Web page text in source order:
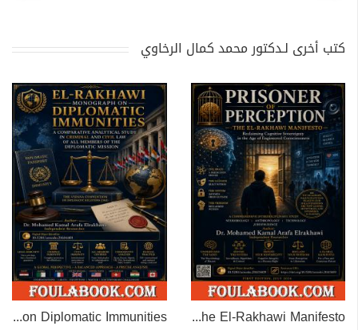
كتب أخرى لـدكتور محمد كمال الرخاوي
Prisoner of Perception: The El-Rakhawi Manifesto
EL-RAKHAWI MONOGRAPH on Diplomatic Immunities